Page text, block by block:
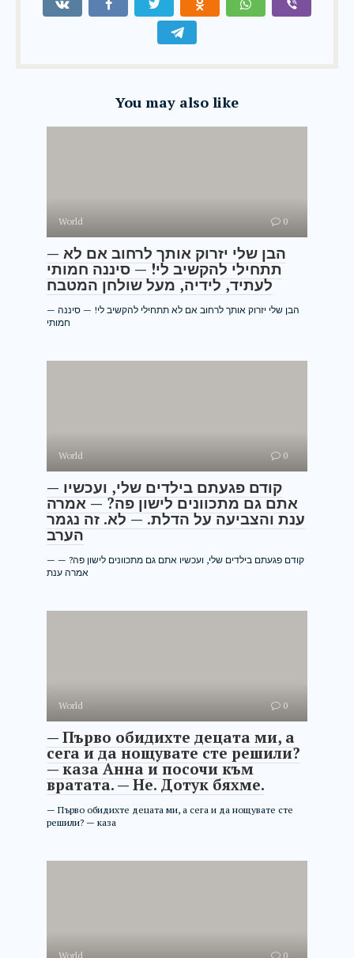
You may also like
World 0
— הבן שלי יזרוק אותך לרחוב אם לא
תתחילי להקשיב לי! — סיננה חמותי
לעתיד, לידיה, מעל שולחן המטבח
— הבן שלי יזרוק אותך לרחוב אם לא תתחילי להקשיב לי! — סיננה
חמותי
World 0
— קודם פגעתם בילדים שלי, ועכשיו
אתם גם מתכוונים לישון פה? — אמרה
ענת והצביעה על הדלת. — לא. זה נגמר
הערב
— קודם פגעתם בילדים שלי, ועכשיו אתם גם מתכוונים לישון פה? —
אמרה ענת
World 0
— Първо обидихте децата ми, а
сега и да нощувате сте решили?
— каза Анна и посочи към
вратата. — Не. Дотук бяхме.
— Първо обидихте децата ми, а сега и да нощувате сте
решили? — каза
World 0